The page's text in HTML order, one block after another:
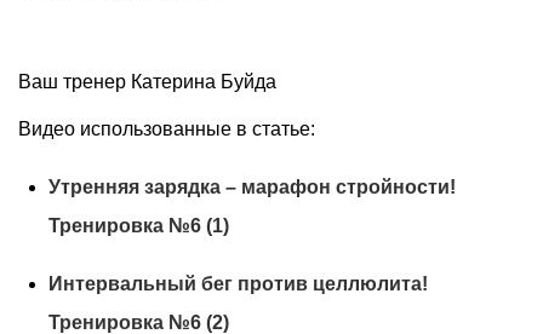
Ваш тренер Катерина Буйда
Видео использованные в статье:
Утренняя зарядка – марафон стройности!
Тренировка №6 (1)
Интервальный бег против целлюлита!
Тренировка №6 (2)